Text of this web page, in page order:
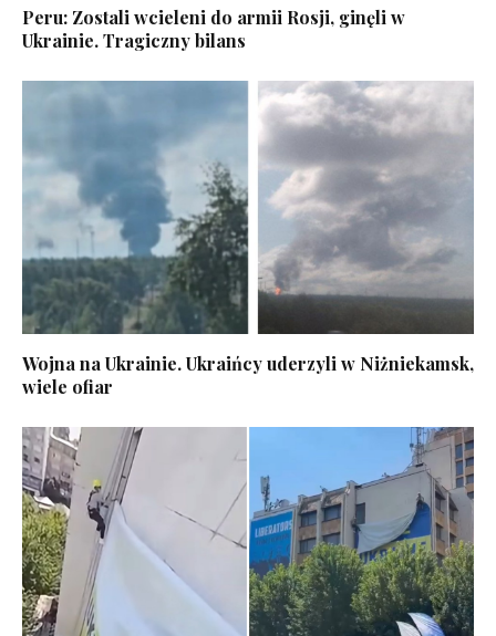
Peru: Zostali wcieleni do armii Rosji, ginęli w
Ukrainie. Tragiczny bilans
Wojna na Ukrainie. Ukraińcy uderzyli w Niżniekamsk,
wiele ofiar